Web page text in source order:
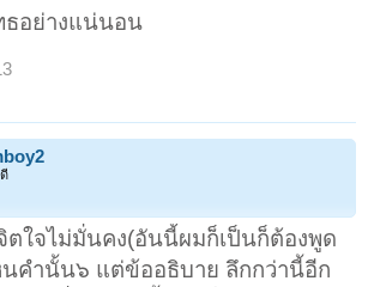
ธอย่างแน่นอน
ตใจไม่มั่นคง(อันนี้ผมก็เป็นก็ต้องพูด
คํานั้น๖ แต่ข้ออธิบาย ลึกกว่านี้อีก